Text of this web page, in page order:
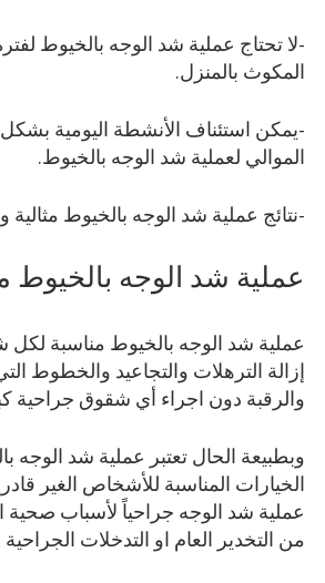
-لا تحتاج عملية شد الوجه بالخيوط
المكوث بالمنزل.
-يمكن استئناف الأنشطة اليومية
الموالي لعملية شد الوجه بالخيوط.
-نتائج عملية شد الوجه بالخيوط
عملية شد الوجه
عملية شد الوجه بالخيوط مناسبة
إزالة الترهلات والتجاعيد والخطوط
والرقبة دون اجراء أي شقوق جراحية
وبطبيعة الحال تعتبر عملية شد الوجه
الخيارات المناسبة للأشخاص الغير
عملية شد الوجه جراحياً لأسباب صحية
من التخدير العام او التدخلات